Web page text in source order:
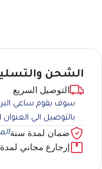
الشحن
التوصيل السريع
سوف يقوم ساعي
بالتوصيل الي
ضمان لمدة سنة
إرجارع مجاني لمدة 30 يوم